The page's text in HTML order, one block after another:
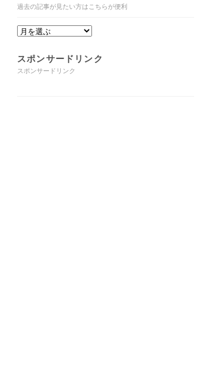
過去の記事が見たい方はこちらが便利
スポンサードリンク
スポンサードリンク